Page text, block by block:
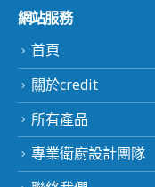
網站服務
首頁
關於credit
所有產品
專業衛廚設計團隊